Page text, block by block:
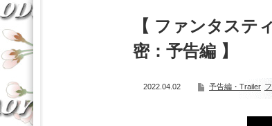
【 ファンタステ
密：予告編 】
2022.04.02 予告編・Trailer